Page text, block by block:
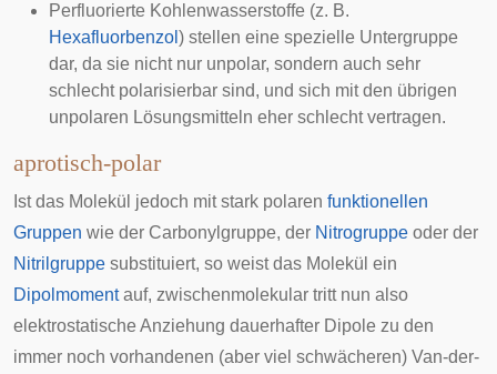
Perfluorierte Kohlenwasserstoffe (z. B.
Hexafluorbenzol ) stellen eine spezielle Untergruppe
dar, da sie nicht nur unpolar, sondern auch sehr
schlecht polarisierbar sind, und sich mit den übrigen
unpolaren Lösungsmitteln eher schlecht vertragen.
aprotisch-polar
Ist das Molekül jedoch mit stark polaren funktionellen
Gruppen wie der Carbonylgruppe, der Nitrogruppe oder der
Nitrilgruppe substituiert, so weist das Molekül ein
Dipolmomentauf, zwischenmolekular tritt nun also
elektrostatische Anziehung dauerhafter Dipole zu den
immer noch vorhandenen (aber viel schwächeren) Van-der-